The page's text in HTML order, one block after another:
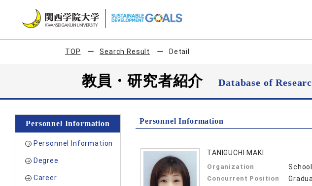
TOP Search Result Detail
教員・研究者紹介Database of
Personnel Information
Personnel Information
Degree
Career
Personnel Information
TANIGUCHI MAKI
Organization
Concurrent Position